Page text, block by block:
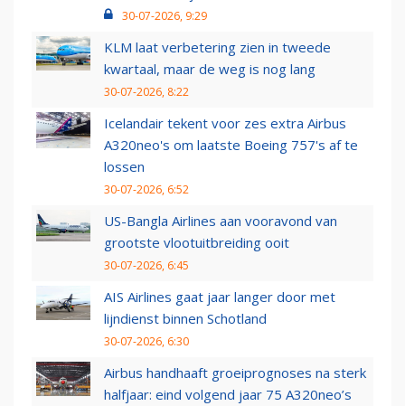
30-07-2026, 9:29
KLM laat verbetering zien in tweede
kwartaal, maar de weg is nog lang
30-07-2026, 8:22
Icelandair tekent voor zes extra Airbus
A320neo's om laatste Boeing 757's af te
lossen
30-07-2026, 6:52
US-Bangla Airlines aan vooravond van
grootste vlootuitbreiding ooit
30-07-2026, 6:45
AIS Airlines gaat jaar langer door met
lijndienst binnen Schotland
30-07-2026, 6:30
Airbus handhaaft groeiprognoses na sterk
halfjaar: eind volgend jaar 75 A320neo’s